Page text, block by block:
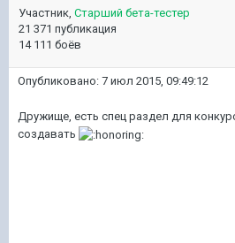
Участник, Старший бета-тестер
21 371 публикация
14 111 боёв
Опубликовано: 7 июл 2015, 09:49:12
Дружище, есть спец раздел для
создавать